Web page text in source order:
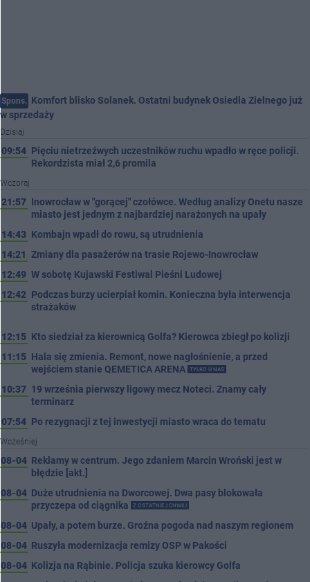
Spons. Komfort blisko Solanek. Ostatni budynek Osiedla Zielnego już
w sprzedaży
Dzisiaj
09:54 Pięciu nietrzeźwych uczestników ruchu wpadło w ręce policji.
Rekordzista miał 2,6 promila
Wczoraj
21:57 Inowrocław w "gorącej" czołówce. Według analizy Onetu nasze
miasto jest jednym z najbardziej narażonych na upały
14:43 Kombajn wpadł do rowu, są utrudnienia
14:21 Zmiany dla pasażerów na trasie Rojewo-Inowrocław
12:49 W sobotę Kujawski Festiwal Pieśni Ludowej
12:42 Podczas burzy ucierpiał komin. Konieczna była interwencja
strażaków
12:15 Kto siedział za kierownicą Golfa? Kierowca zbiegł po kolizji
11:15 Hala się zmienia. Remont, nowe nagłośnienie, a przed
wejściem stanie QEMETICA ARENA
TYLKO U NAS
10:37 19 września pierwszy ligowy mecz Noteci. Znamy cały
terminarz
07:54 Po rezygnacji z tej inwestycji miasto wraca do tematu
Wcześniej
08-04 Reklamy w centrum. Jego zdaniem Marcin Wroński jest w
błędzie [akt.]
08-04 Duże utrudnienia na Dworcowej. Dwa pasy blokowała
przyczepa od ciągnika
Z OSTATNIEJ CHWILI
08-04 Upały, a potem burze. Groźna pogoda nad naszym regionem
08-04 Ruszyła modernizacja remizy OSP w Pakości
08-04 Kolizja na Rąbinie. Policja szuka kierowcy Golfa